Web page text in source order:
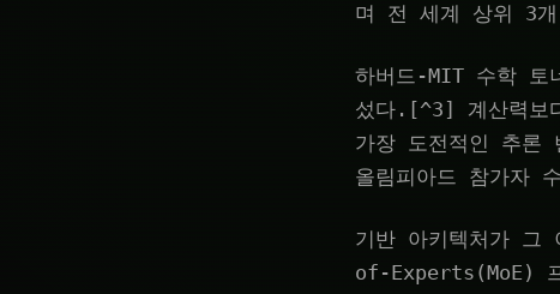
며 전 세계 상위 3
하버드-MIT 수학 토
섰다.[^3] 계산력보
가장 도전적인 추론
올림피아드 참가자
기반 아키텍처가
of-Experts(MoE)